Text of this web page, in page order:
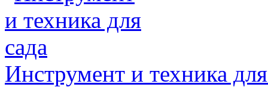
Инструмент и техника